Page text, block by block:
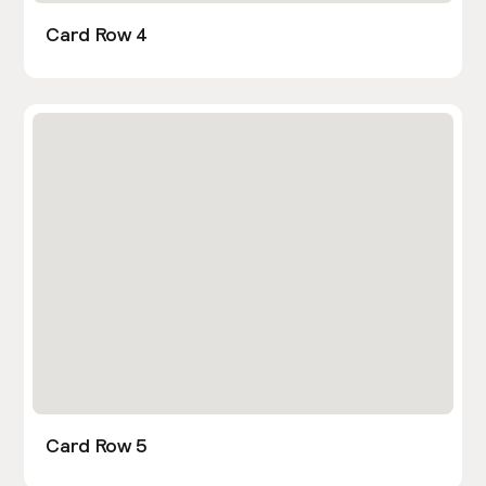
Card Row 4
Card Row 5